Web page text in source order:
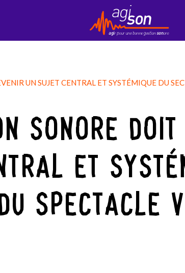
Contact
UN SUJET CENTRAL ET SYSTÉMIQUE DU
SONORE
ET
SPECTACLE